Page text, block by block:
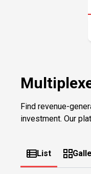
Find revenue-
investment. Our
List